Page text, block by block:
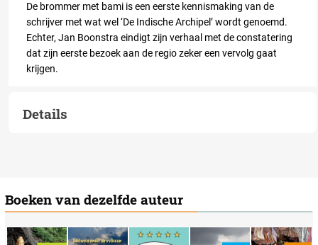
De brommer met bamiis een eerste kennismaking van de
schrijver met wat wel ‘De Indische Archipel’ wordt genoemd.
Echter, Jan Boonstra eindigt zijn verhaal met de constatering
dat zijn eerste bezoek aan de regio zeker een vervolg gaat
krijgen.
Details
Boeken van dezelfde auteur